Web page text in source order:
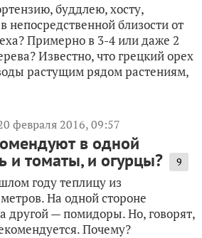
буддлею, хосту,
непосредственной близости от
Примерно в 3-4 или даже 2
Известно, что грецкий орех
растущим рядом растениям,
февраля 2016, 09:57
в одной
и томаты, и огурцы? 9
году теплицу из
На одной стороне
другой — помидоры. Но, говорят,
Почему?